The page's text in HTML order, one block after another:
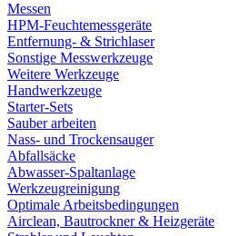
Messen
HPM-Feuchtemessgeräte
Entfernung- & Strichlaser
Sonstige Messwerkzeuge
Weitere Werkzeuge
Handwerkzeuge
Starter-Sets
Sauber arbeiten
Nass- und Trockensauger
Abfallsäcke
Abwasser-Spaltanlage
Werkzeugreinigung
Optimale Arbeitsbedingungen
Airclean, Bautrockner & Heizgeräte